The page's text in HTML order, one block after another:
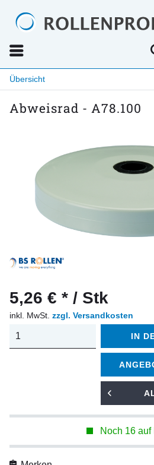
Übersicht
Abweisrad - A78.100
5,26 € * / Stk
inkl. MwSt. zzgl. Versandkosten
IN
Noch 16 auf